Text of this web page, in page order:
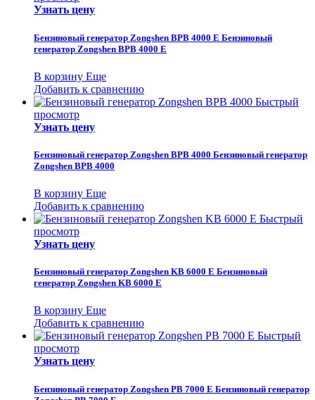
Узнать цену
Бензиновый генератор Zongshen BPB 4000 E Бензиновый
генератор Zongshen BPB 4000 E
В корзину Еще
Добавить к сравнению
Быстрый
просмотр
Узнать цену
Бензиновый генератор Zongshen BPB 4000 Бензиновый генератор
Zongshen BPB 4000
В корзину Еще
Добавить к сравнению
Быстрый
просмотр
Узнать цену
Бензиновый генератор Zongshen KB 6000 E Бензиновый
генератор Zongshen KB 6000 E
В корзину Еще
Добавить к сравнению
Быстрый
просмотр
Узнать цену
Бензиновый генератор Zongshen PB 7000 E Бензиновый генератор